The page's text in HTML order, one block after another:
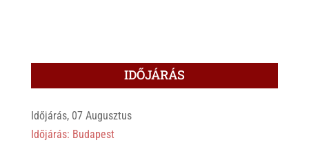
IDŐJÁRÁS
Időjárás, 07 Augusztus
Időjárás: Budapest